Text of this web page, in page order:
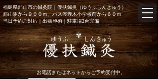
福島県郡山市の鍼灸院｜優扶鍼灸（ゆうふしんきゅう）
郡山駅から９００ｍ、バス停赤木小学校前から６０ｍ
当日予約ご対応｜出張施術｜駐車場2台完備
お電話またはネットからご予約受付中。